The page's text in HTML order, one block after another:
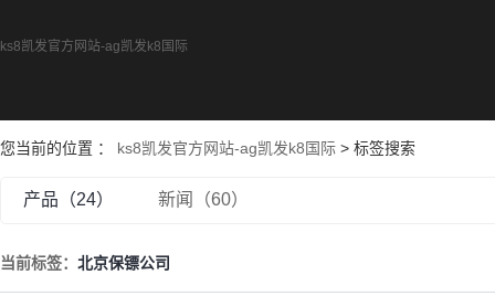
ks8凯发官方网站-ag凯发k8国际
您当前的位置 ： ks8凯发官方网站-ag凯发k8国际 > 标签搜索
产品（24） 新闻（60）
当前标签： 北京保镖公司